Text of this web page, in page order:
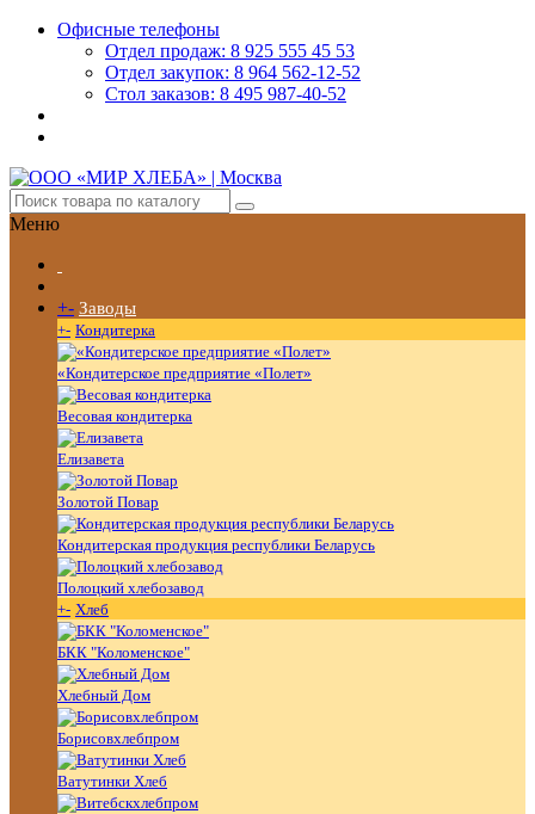
Офисные телефоны
Отдел продаж: 8 925 555 45 53
Отдел закупок: 8 964 562-12-52
Стол заказов: 8 495 987-40-52
Меню
+- Заводы
+- Кондитерка
«Кондитерское предприятие «Полет»
Весовая кондитерка
Елизавета
Золотой Повар
Кондитерская продукция республики Беларусь
Полоцкий хлебозавод
+- Хлеб
БКК "Коломенское"
Хлебный Дом
Борисовхлебпром
Ватутинки Хлеб